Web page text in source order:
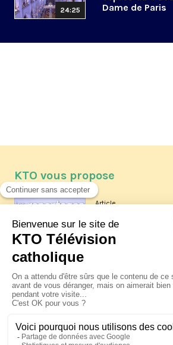
24:25
Dame de Paris
KTO vous propose
Article
Les reportages
La visite pastorale
XIV à Assise à
jeudi 6 août
Le pape en
Pérou du 6 au 17